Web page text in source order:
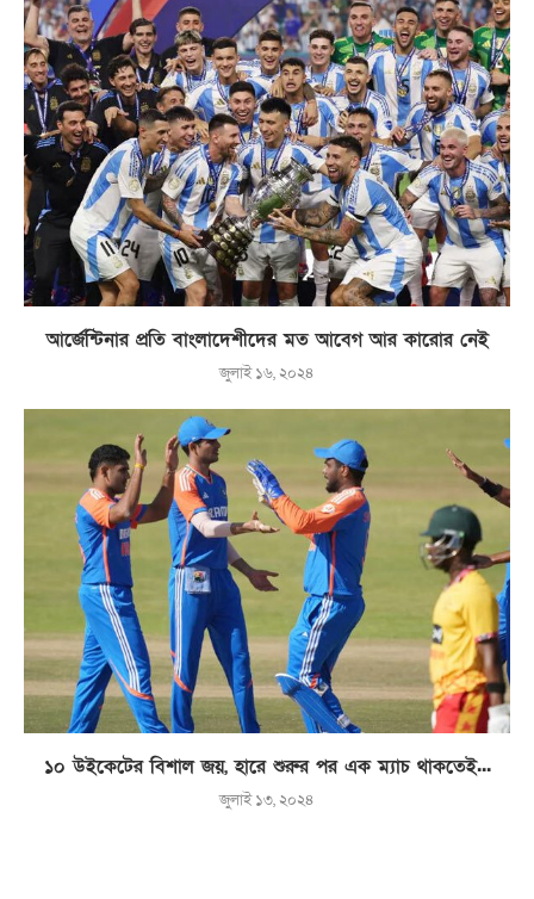
আর্জেন্টিনার প্রতি বাংলাদেশীদের মত আবেগ আর কারোর নেই
জুলাই ১৬, ২০২৪
১০ উইকেটের বিশাল জয়, হারে শুরুর পর এক ম্যাচ থাকতেই...
জুলাই ১৩, ২০২৪